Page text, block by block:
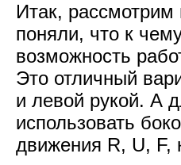
Итак, рассмотрим
поняли, что к
возможность
Это отличный
и левой рукой. А
использовать
движения R, U, F,